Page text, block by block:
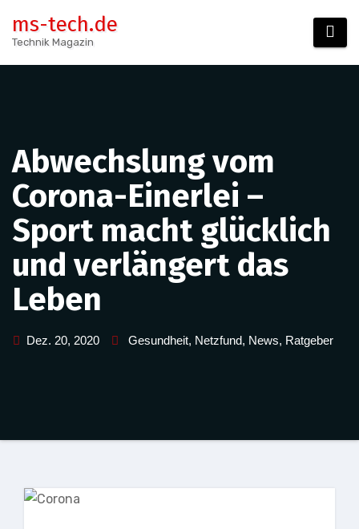
Inhalt
ms-tech.de
Technik Magazin
Abwechslung vom
Corona-Einerlei –
Sport macht glücklich
und verlängert das
Leben
Dez. 20, 2020 Gesundheit, Netzfund, News, Ratgeber